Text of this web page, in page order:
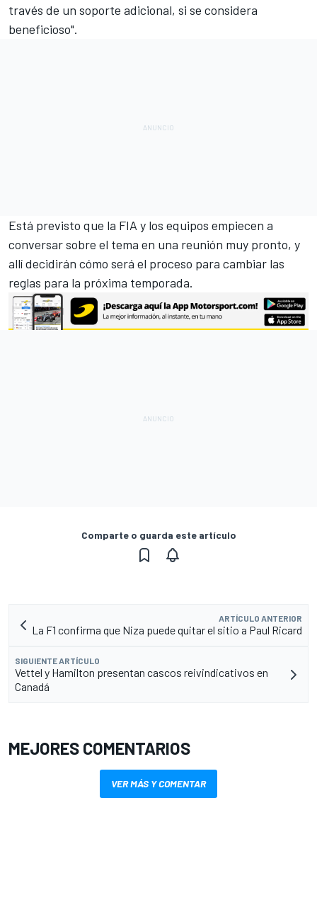
través de un soporte adicional, si se considera
beneficioso".
Está previsto que la FIA y los equipos empiecen a
conversar sobre el tema en una reunión muy pronto, y
allí decidirán cómo será el proceso para cambiar las
reglas para la próxima temporada.
Comparte o guarda este artículo
ARTÍCULO ANTERIOR
La F1 confirma que Niza puede quitar el sitio a Paul Ricard
SIGUIENTE ARTÍCULO
Vettel y Hamilton presentan cascos reivindicativos en
Canadá
MEJORES COMENTARIOS
VER MÁS Y COMENTAR